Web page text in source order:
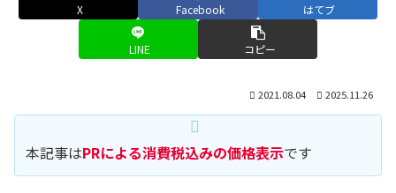
X Facebook はてブ
LINE コピー
2021.08.04 2025.11.26
本記事はPRによる消費税込みの価格表示です